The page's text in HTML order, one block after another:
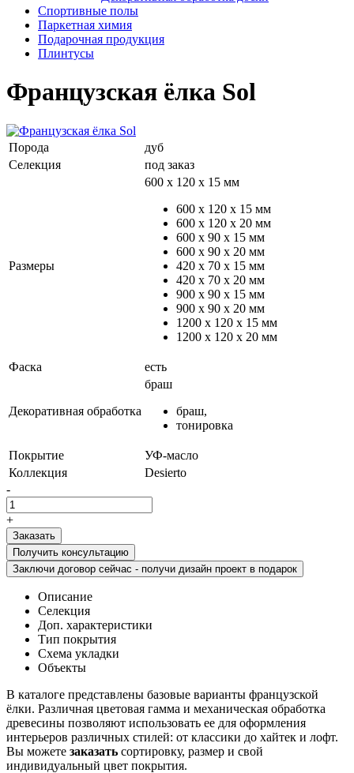
Спортивные полы
Паркетная химия
Подарочная продукция
Плинтусы
Французская ёлка Sol
Порода
дуб
Селекция
под заказ
Размеры
600 х 120 х 15 мм
600 х 120 х 15 мм
600 х 120 х 20 мм
600 х 90 х 15 мм
600 х 90 х 20 мм
420 х 70 х 15 мм
420 х 70 х 20 мм
900 х 90 х 15 мм
900 х 90 х 20 мм
1200 х 120 х 15 мм
1200 х 120 х 20 мм
Фаска есть
Декоративная обработка
браш
браш,
тонировка
Покрытие
УФ-масло
Коллекция
Desierto
-
+
Получить консультацию
Заключи договор сейчас - получи дизайн проект в подарок
Описание
Селекция
Доп. характеристики
Тип покрытия
Схема укладки
Объекты
В каталоге представлены базовые варианты французской
ёлки. Различная цветовая гамма и механическая обработка
древесины позволяют использовать ее для оформления
интерьеров различных стилей: от классики до хайтек и лофт.
Вы можете заказать сортировку, размер и свой
индивидуальный цвет покрытия.